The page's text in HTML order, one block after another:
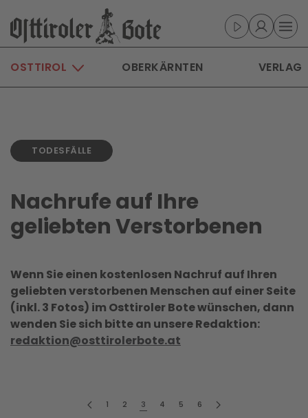
Skip to main content
OSTTIROL OBERKÄRNTEN VERLAG
TODESFÄLLE
Nachrufe auf Ihre
geliebten Verstorbenen
Wenn Sie einen kostenlosen Nachruf auf Ihren
geliebten verstorbenen Menschen auf einer Seite
(inkl. 3 Fotos) im Osttiroler Bote wünschen, dann
wenden Sie sich bitte an unsere Redaktion:
redaktion@osttirolerbote.at
1 2 3 4 5 6